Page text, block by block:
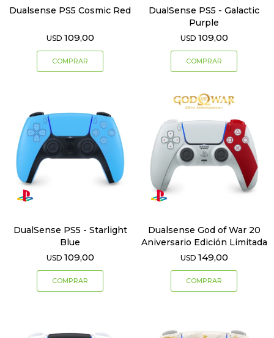
Dualsense PS5 Cosmic Red
USD 109,00
DualSense PS5 - Galactic
Purple
USD 109,00
DualSense PS5 - Starlight
Blue
USD 109,00
Dualsense God of War 20
Aniversario Edición Limitada
USD 149,00